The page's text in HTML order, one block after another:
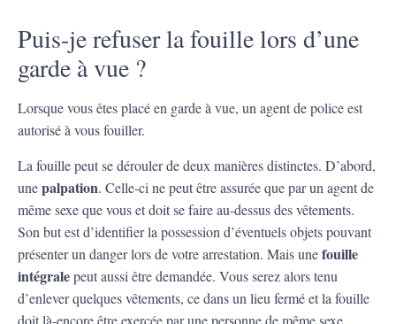
Puis-je refuser la fouille lors d’une
garde à vue ?
Lorsque vous êtes placé en garde à vue, un agent de police est
autorisé à vous fouiller.
La fouille peut se dérouler de deux manières distinctes. D’abord,
unepalpation. Celle-ci ne peut être assurée que par un agent de
même sexe que vous et doit se faire au-dessus des vêtements.
Son but est d’identifier la possession d’éventuels objets pouvant
présenter un danger lors de votre arrestation. Mais unefouille
intégralepeut aussi être demandée. Vous serez alors tenu
d’enlever quelques vêtements, ce dans un lieu fermé et la fouille
doit là-encore être exercée par une personne de même sexe.